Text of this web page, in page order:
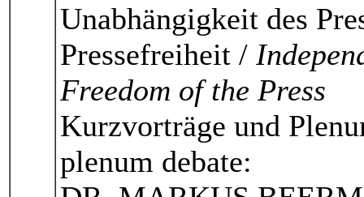
Unabhängigkeit des
Pressefreiheit /
Freedom of the Press
Kurzvorträge und
plenum debate: